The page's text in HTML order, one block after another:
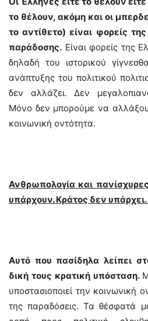
το θέλουν, ακόμη και οι
το αντίθετο) είναι φορείς
παράδοσης. Είναι φορείς της
δηλαδή του ιστορικού
ανάπτυξης του πολιτικού
δεν αλλάζει. Δεν
Μόνο δεν μπορούμε να
κοινωνική οντότητα.
Ανθρωπολογία και
υπάρχουν. Κράτος δεν υπάρχει.
Αυτό που πασίδηλα λείπει
δική τους κρατική υπόσταση.
υποστασιοποιεί την κοινωνική
της παραδόσεις. Τα θέσφατά